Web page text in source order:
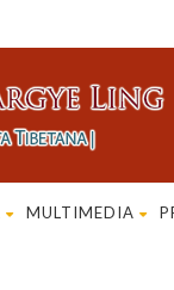
MULTIMEDIA